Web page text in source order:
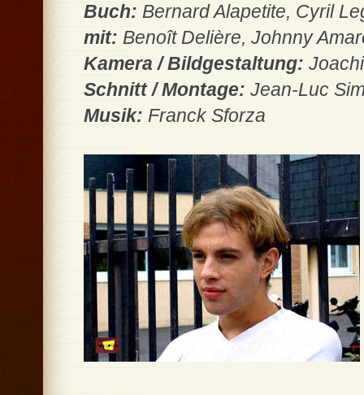
Buch: Bernard Alapetite, Cyril
mit: Benoît Delière, Johnny
Kamera / Bildgestaltung:
Schnitt / Montage: Jean-Luc
Musik: Franck Sforza